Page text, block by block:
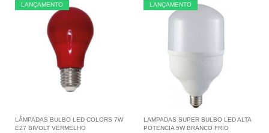
LANÇAMENTO
LÂMPADAS BULBO LED COLORS 7W
E27 BIVOLT VERMELHO
LANÇAMENTO
LAMPADAS SUPER BULBO LED ALTA
POTENCIA 5W BRANCO FRIO